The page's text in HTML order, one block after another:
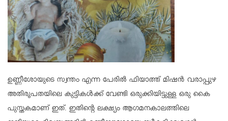
ഉണ്ണീശോയുടെ സ്വന്തം എന്ന പേരില്‍ ഫിയാത്ത് മിഷന്‍ വരാപ്പുഴ
അതിരൂപതയിലെ കുട്ടികള്‍ക്ക് വേണ്ടി ഒരുക്കിയിട്ടുള്ള ഒരു കൈ
പുസ്തകമാണ് ഇത്. ഇതിന്റെ ലക്ഷ്യം ആഗമനകാലത്തിലെ